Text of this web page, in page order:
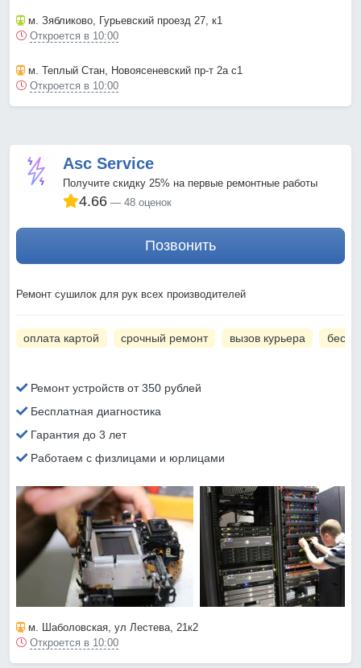
м. Зябликово, Гурьевский проезд 27, к1
Откроется в 10:00
м. Теплый Стан, Новоясеневский пр-т 2а с1
Откроется в 10:00
Asc Service
Получите скидку 25% на первые ремонтные работы
4.66 48 оценок
Позвонить
Ремонт сушилок для рук всех производителей
оплата картой срочный ремонт вызов курьера
Ремонт устройств от 350 рублей
Бесплатная диагностика
Гарантия до 3 лет
Работаем с физлицами и юрлицами
м. Шаболовская, ул Лестева, 21к2
Откроется в 10:00